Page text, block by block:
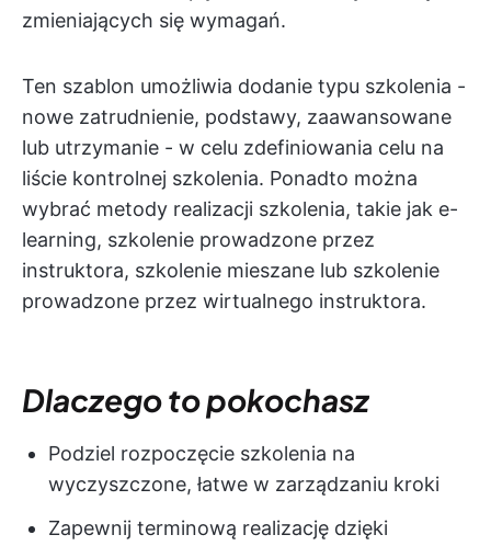
zmieniających się wymagań.
Ten szablon umożliwia dodanie typu szkolenia -
nowe zatrudnienie, podstawy, zaawansowane
lub utrzymanie - w celu zdefiniowania celu na
liście kontrolnej szkolenia. Ponadto można
wybrać metody realizacji szkolenia, takie jak e-
learning, szkolenie prowadzone przez
instruktora, szkolenie mieszane lub szkolenie
prowadzone przez wirtualnego instruktora.
Dlaczego to pokochasz
Podziel rozpoczęcie szkolenia na
wyczyszczone, łatwe w zarządzaniu kroki
Zapewnij terminową realizację dzięki